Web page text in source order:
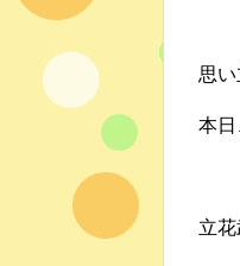
思い
本日
立